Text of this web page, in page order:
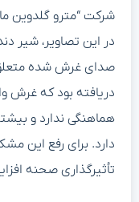
در این تصاویر، شیر
صدای غرش شده
دریافته بود که غرش
هماهنگی ندارد و
دارد. برای رفع این
تأثیرگذاری صحنه